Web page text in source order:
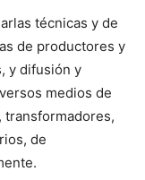
técnicas y de
de productores y
y difusión y
medios de
de